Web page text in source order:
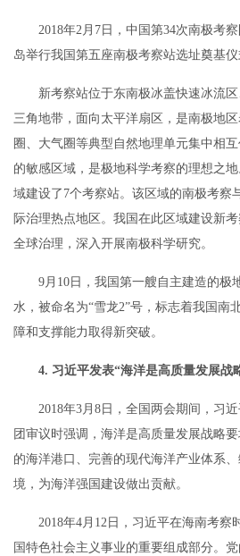
2018年2月7日，中国第34次南极考
岛举行我国第五座南极考察站选址奠基仪
新考察站位于东南极冰盖快速冰流
三角地带，面向太平洋扇区，是南极地
圈、大气圈等典型自然地理单元集中相
的敏感区域，是极地科学考察的理想之
域建设了7个考察站。该区域的南极考察
际治理热点地区。我国在此区域建设新
全球治理，深入开展南极科学研究。
9月10日，我国第一艘自主建造的极
水，被命名为“雪龙2”号，标志着我国南
障和支撑能力取得新突破。
4. 习近平发表“海洋是高质量发展战
2018年3月8日，全国两会期间，习
团审议时强调，海洋是高质量发展战略
的海洋港口、完善的现代海洋产业体系
境，为海洋强国建设做出贡献。
2018年4月12日，习近平在海南考察
国特色社会主义事业的重要组成部分。